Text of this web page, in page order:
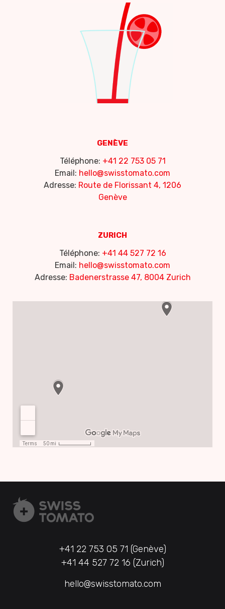
GENÈVE
Téléphone: +41 22 753 05 71
Email: hello@swisstomato.com
Adresse: Route de Florissant 4, 1206
Genève
ZURICH
Téléphone: +41 44 527 72 16
Email: hello@swisstomato.com
Adresse: Badenerstrasse 47, 8004 Zurich
+41 22 753 05 71 (Genève)
+41 44 527 72 16 (Zurich)
hello@swisstomato.com